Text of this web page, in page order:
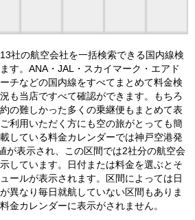
社の航空会社を一括検索できる国内線検
す。ANA・JAL・スカイマーク・エアド
チなどの国内線をすべてまとめて料金検
も当店ですべて確認ができます。もちろ
の難しかった多くの乗継便もまとめて表
利用いただく方にも空の旅がとっても簡
している料金カレンダーでは神戸空港発
が表示され、この区間では2社分の航空会
しています。日付または料金を選ぶとそ
ールが表示されます。区間によっては日
異なり毎日就航していない区間もありま
金カレンダーに表示がされません。